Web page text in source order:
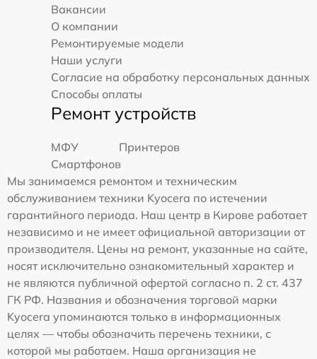
Вакансии
О компании
Ремонтируемые модели
Наши услуги
Согласие на обработку персональных данных
Способы оплаты
Ремонт устройств
МФУ
Принтеров
Смартфонов
Мы занимаемся ремонтом и техническим
обслуживанием техники Kyocera по истечении
гарантийного периода. Наш центр в Кирове работает
независимо и не имеет официальной авторизации от
производителя. Цены на ремонт, указанные на сайте,
носят исключительно ознакомительный характер и
не являются публичной офертой согласно п. 2 ст. 437
ГК РФ. Названия и обозначения торговой марки
Kyocera упоминаются только в информационных
целях — чтобы обозначить перечень техники, с
которой мы работаем. Наша организация не